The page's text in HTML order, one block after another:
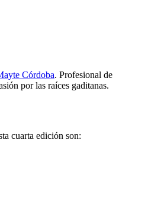
Córdoba. Profesional de
por las raíces gaditanas.
cuarta edición son: